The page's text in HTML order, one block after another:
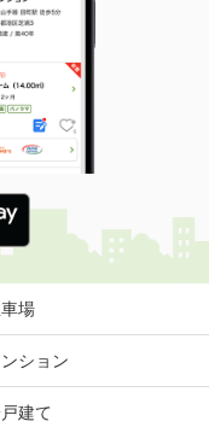
場
ション
建て